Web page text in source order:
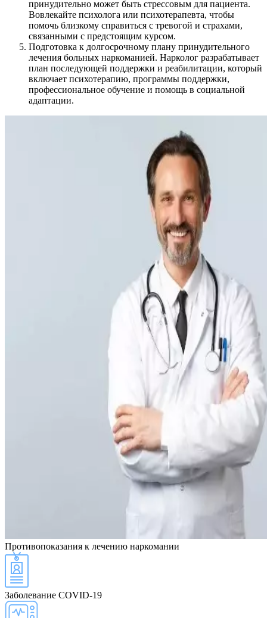
принудительно может быть стрессовым для пациента.
Вовлекайте психолога или психотерапевта, чтобы
помочь близкому справиться с тревогой и страхами,
связанными с предстоящим курсом.
Подготовка к долгосрочному плану принудительного
лечения больных наркоманией. Нарколог разрабатывает
план последующей поддержки и реабилитации, который
включает психотерапию, программы поддержки,
профессиональное обучение и помощь в социальной
адаптации.
Противопоказания к лечению наркомании
Заболевание COVID-19